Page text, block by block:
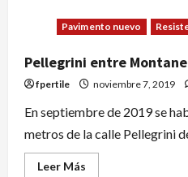
Pavimento nuevo
Pellegrini entre
fpertile noviembre 7, 2019
En septiembre de 2019 se
metros de la calle Pellegrini
Leer Más